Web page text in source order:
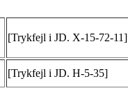
[Trykfejl i JD. X-15-72-11]
[Trykfejl i JD. H-5-35]